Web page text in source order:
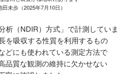
未歩（2025年7月10日）
析（NDIR）方式」で計測していま
を吸収する性質を利用するもの
どにも使われている測定方法で
品質な観測の維持に欠かせない